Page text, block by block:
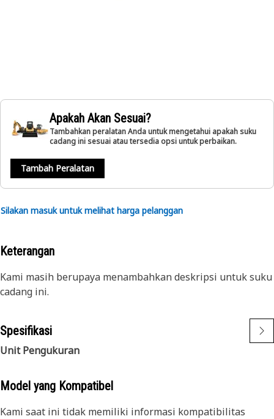
Apakah Akan Sesuai?
Tambahkan peralatan Anda untuk mengetahui apakah suku
cadang ini sesuai atau tersedia opsi untuk perbaikan.
Tambah Peralatan
Silakan masuk untuk melihat harga pelanggan
Keterangan
Kami masih berupaya menambahkan deskripsi untuk suku
cadang ini.
Spesifikasi
Unit Pengukuran
Model yang Kompatibel
Kami saat ini tidak memiliki informasi kompatibilitas